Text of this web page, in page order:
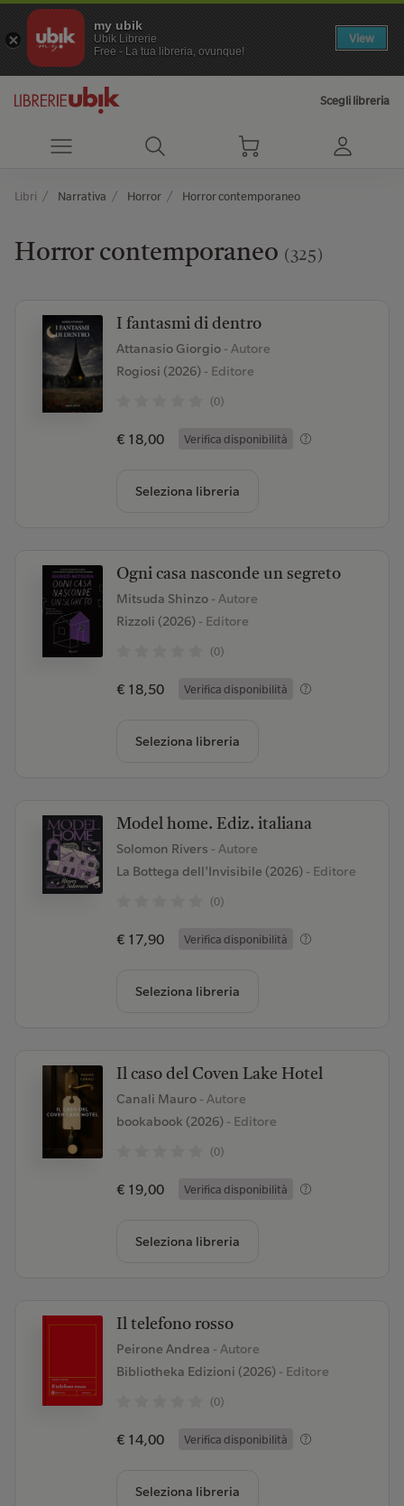
my ubik
Ubik Librerie
Free - La tua libreria, ovunque!
View
Scegli libreria
Libri Narrativa Horror Horror contemporaneo
Horror contemporaneo (325)
I fantasmi di dentro
Attanasio Giorgio - Autore
Rogiosi (2026)- Editore
(0)
€ 18,00 Verifica disponibilità
Seleziona libreria
Ogni casa nasconde un segreto
Mitsuda Shinzo - Autore
Rizzoli (2026)- Editore
(0)
€ 18,50 Verifica disponibilità
Seleziona libreria
Model home. Ediz. italiana
Solomon Rivers - Autore
La Bottega dell'Invisibile (2026)- Editore
(0)
€ 17,90 Verifica disponibilità
Seleziona libreria
Il caso del Coven Lake Hotel
Canali Mauro - Autore
bookabook (2026)- Editore
(0)
€ 19,00 Verifica disponibilità
Seleziona libreria
Il telefono rosso
Peirone Andrea - Autore
Bibliotheka Edizioni (2026)- Editore
(0)
€ 14,00 Verifica disponibilità
Seleziona libreria